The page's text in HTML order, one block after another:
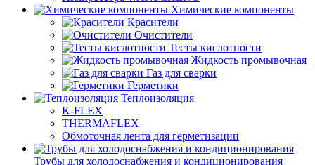
Химические компоненты
Красители
Очистители
Тесты кислотности
Жидкость промывочная
Газ для сварки
Герметики
Теплоизоляция
K-FLEX
THERMAFLEX
Обмоточная лента для герметизации
Трубы для холодоснабжения и кондиционирования